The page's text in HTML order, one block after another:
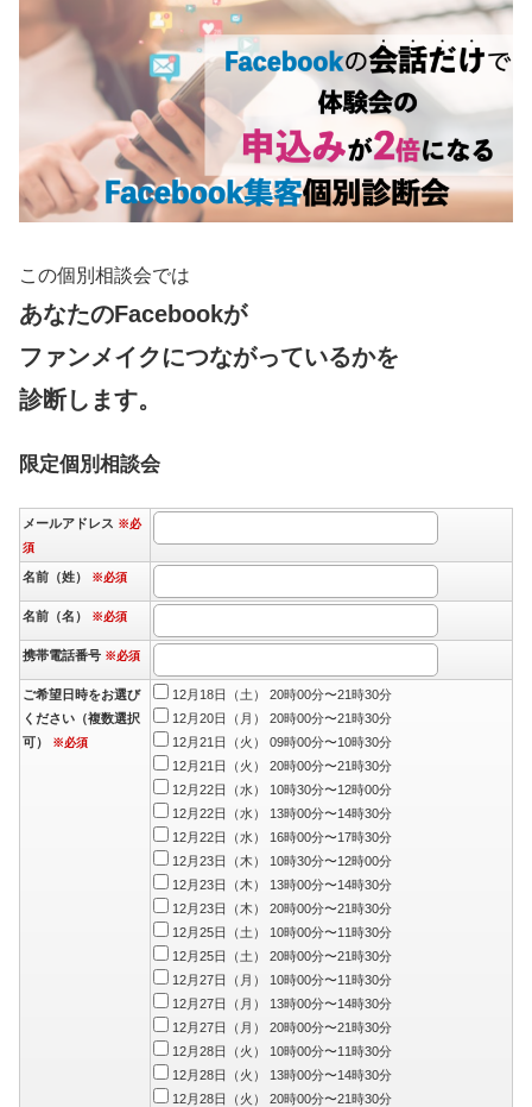
この個別相談会では
あなたのFacebookが
ファンメイクにつながっているかを
診断します。
限定個別相談会
メールアドレス ※必
須
名前（姓） ※必須
名前（名） ※必須
携帯電話番号 ※必須
ご希望日時をお選び
ください（複数選択
可）
※必須
12月18日（土） 20時00分〜21時30分
12月20日（月） 20時00分〜21時30分
12月21日（火） 09時00分〜10時30分
12月21日（火） 20時00分〜21時30分
12月22日（水） 10時30分〜12時00分
12月22日（水） 13時00分〜14時30分
12月22日（水） 16時00分〜17時30分
12月23日（木） 10時30分〜12時00分
12月23日（木） 13時00分〜14時30分
12月23日（木） 20時00分〜21時30分
12月25日（土） 10時00分〜11時30分
12月25日（土） 20時00分〜21時30分
12月27日（月） 10時00分〜11時30分
12月27日（月） 13時00分〜14時30分
12月27日（月） 20時00分〜21時30分
12月28日（火） 10時00分〜11時30分
12月28日（火） 13時00分〜14時30分
12月28日（火） 20時00分〜21時30分